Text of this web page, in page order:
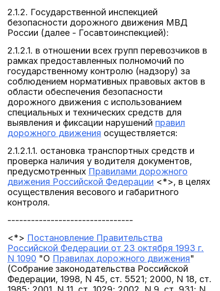
2.1.2. Государственной инспекцией
безопасности дорожного движения МВД
России (далее - Госавтоинспекцией):
2.1.2.1. в отношении всех групп перевозчиков в
рамках предоставленных полномочий по
государственному контролю (надзору) за
соблюдением нормативных правовых актов в
области обеспечения безопасности
дорожного движения с использованием
специальных и технических средств для
выявления и фиксации нарушений правил
дорожного движения осуществляется:
2.1.2.1.1. остановка транспортных средств и
проверка наличия у водителя документов,
предусмотренных Правилами дорожного
движения Российской Федерации <*>, в целях
осуществления весового и габаритного
контроля.
--------------------------------
<*> Постановление Правительства
Российской Федерации от 23 октября 1993 г.
N 1090 "О Правилах дорожного движения"
(Собрание законодательства Российской
Федерации, 1998, N 45, ст. 5521; 2000, N 18, ст.